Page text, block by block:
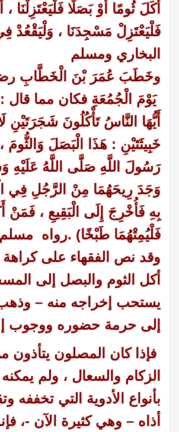
أَكَلَ ثُومًا أَوْ بَصَلًا فَلْيَعْتَزِلْنَا
فَلْيَعْتَزِلْ مَسْجِدَنَا ، وَلْيَقْعُدْ
البخاري ومسلم
وخَطَبَ عُمَرَ بْنَ الْخَطَّابِ
يَوْمَ الْجُمُعَةِ فكان مما قال
أَيُّهَا النَّاسُ تَأْكُلُونَ شَجَرَتَيْنِ
خَبِيثَتَيْنِ : هَذَا الْبَصَلَ وَالثُّومَ
رَسُولَ اللَّهِ صَلَّى اللَّهُ عَلَيْهِ
وَجَدَ رِيحَهُمَا مِنْ الرَّجُلِ فِي
بِهِ فَأُخْرِجَ إِلَى الْبَقِيعِ ، فَمَنْ
فَلْيُمِتْهُمَا طَبْخًا) .رواه مسلم
وقد نص الفقهاء على
أكل الثوم والبصل إلى
يستحب إخراجه منه –
إلى حرمة حضوره ووجوب
فإذا كان المصلون
الزكام والسعال ، ولم
بأنواع الأدوية التي تخففه
أذاه – وهي كثيرة الآن -،